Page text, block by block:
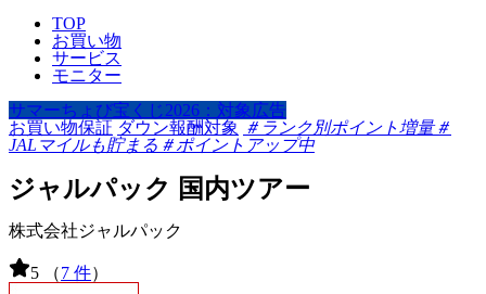
TOP
お買い物
サービス
モニター
サマーちょび宝くじ2026：対象広告
お買い物保証 ダウン報酬対象 ＃ランク別ポイント増量＃
JALマイルも貯まる ＃ポイントアップ中
ジャルパック 国内ツアー
株式会社ジャルパック
5 （7 件）